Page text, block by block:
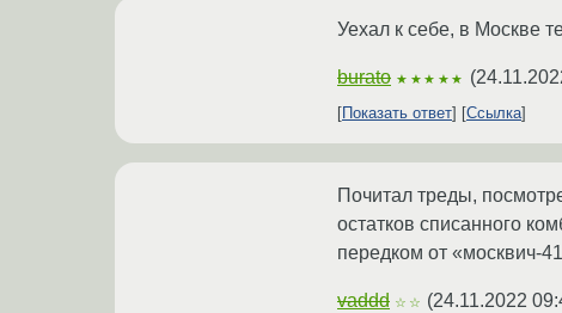
Уехал к себе, в Москве
burato ★★★★★ (
Показать ответ
Ссылка
Почитал треды,
остатков списанного
передком от «москвич-
vaddd ☆☆ (24.11.2022